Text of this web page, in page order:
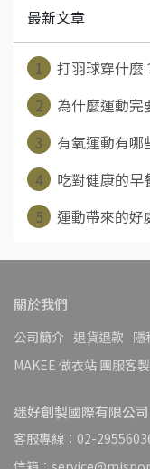
最新文章
1
打羽球穿什麼
2
為什麼運動完
3
有氧運動有哪
4
吃對健康的早
5
運動帶來的好
關於我們
公司簡介 退貨退款 隱
MAKEE 做衣站 團服客
迷好創製國際有限公
客服專線：02-